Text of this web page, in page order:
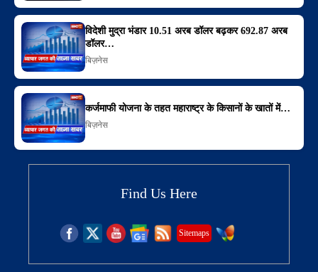
विदेशी मुद्रा भंडार 10.51 अरब डॉलर बढ़कर 692.87 अरब
डॉलर…
बिज़नेस
कर्जमाफी योजना के तहत महाराष्ट्र के किसानों के खातों में…
बिज़नेस
Find Us Here
Sitemaps